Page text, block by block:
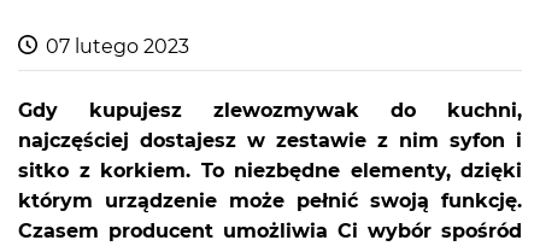
07 lutego 2023
Gdy kupujesz zlewozmywak do kuchni,
najczęściej dostajesz w zestawie z nim syfon i
sitko z korkiem. To niezbędne elementy, dzięki
którym urządzenie może pełnić swoją funkcję.
Czasem producent umożliwia Ci wybór spośród